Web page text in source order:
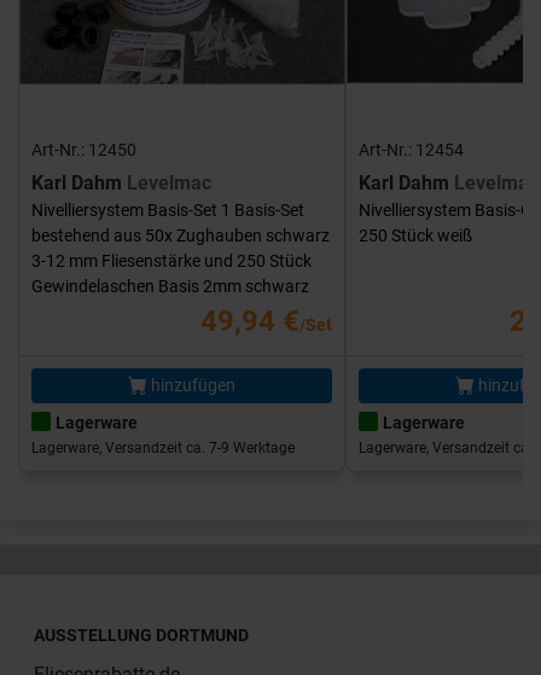
Art-Nr.: 12450
Karl Dahm Levelmac
Nivelliersystem Basis-Set 1 Basis-Set
bestehend aus 50x Zughauben schwarz
3-12 mm Fliesenstärke und 250 Stück
Gewindelaschen Basis 2mm schwarz
49,94 €/Set
hinzufügen
Lagerware
Lagerware, Versandzeit ca. 7-9 Werktage
Art-Nr.: 12454
Karl Dahm Levelmac
Nivelliersystem Basis-
250 Stück weiß
Lagerware
Lagerware, Versandzeit ca.
AUSSTELLUNG DORTMUND